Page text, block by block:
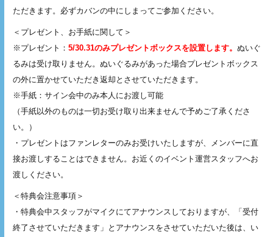
ただきます。必ずカバンの中にしまってご参加ください。
＜プレゼント、お手紙に関して＞
※プレゼント： 5/30.31のみプレゼントボックスを設置します。 ぬいぐ
るみは受け取りません。ぬいぐるみがあった場合プレゼントボックス
の外に置かせていただき返却とさせていただきます。
※手紙：サイン会中のみ本人にお渡し可能
（手紙以外のものは一切お受け取り出来ませんで予めご了承くださ
い。）
・プレゼントはファンレターのみお受けいたしますが、メンバーに直
接お渡しすることはできません。お近くのイベント運営スタッフへお
渡しください。
＜特典会注意事項＞
・特典会中スタッフがマイクにてアナウンスしておりますが、「受付
終了させていただきます」とアナウンスをさせていただいた後は、い